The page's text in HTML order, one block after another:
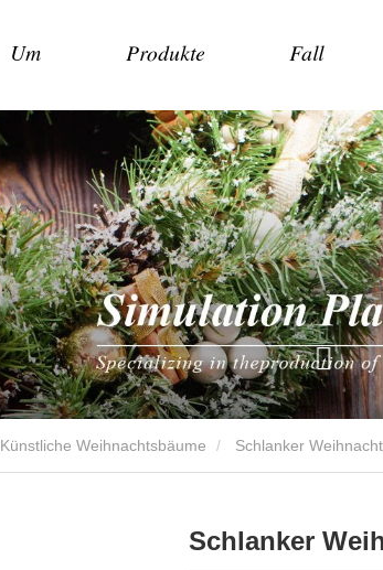
Um Produkte Fall
Künstliche Weihnachtsbäume Schlanker
Schlanker